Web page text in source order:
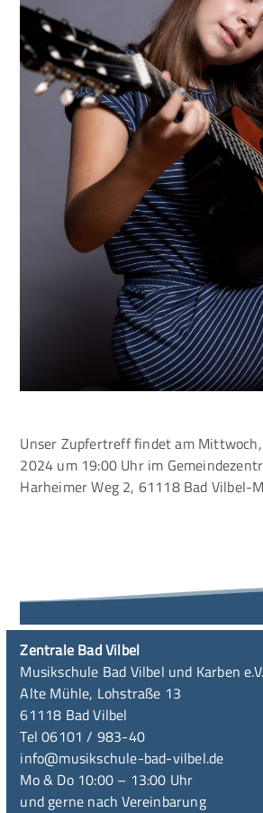
Unser Zupfertreff findet am
2024 um 19:00 Uhr im
Harheimer Weg 2, 61118 Bad Vilbel-
Zentrale Bad Vilbel
Musikschule Bad Vilbel und Karben e.V.
Alte Mühle, Lohstraße 13
61118 Bad Vilbel
Tel 06101 / 983-40
info@musikschule-bad-vilbel.de
Mo & Do 10:00 – 13:00 Uhr
und gerne nach Vereinbarung